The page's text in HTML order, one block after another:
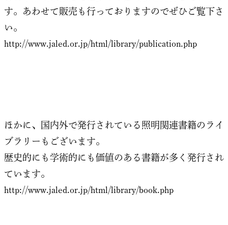
す。あわせて販売も行っておりますのでぜひご覧下さ
い。
http://www.jaled.or.jp/html/library/publication.php
ほかに、国内外で発行されている照明関連書籍のライ
ブラリーもございます。
歴史的にも学術的にも価値のある書籍が多く発行され
ています。
http://www.jaled.or.jp/html/library/book.php